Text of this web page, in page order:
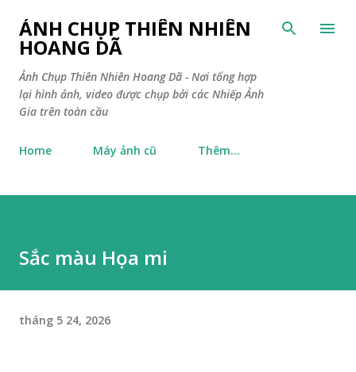
Chuyển đến nội dung chính
ẢNH CHỤP THIÊN NHIÊN
HOANG DÃ
Ảnh Chụp Thiên Nhiên Hoang Dã - Nơi tổng hợp
lại hình ảnh, video được chụp bởi các Nhiếp Ảnh
Gia trên toàn cầu
Home Máy ảnh cũ Thêm…
Sắc màu Họa mi
tháng 5 24, 2026